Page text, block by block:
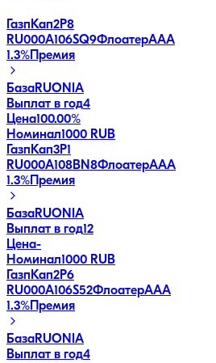
ГазпКап2P8
RU000A106SQ9ФлоатерAAA
1.3% Премия
БазаRUONIA
Выплат в год4
Цена100.00%
Номинал1000 RUB
ГазпКап3P1
RU000A108BN8ФлоатерAAA
1.3% Премия
БазаRUONIA
Выплат в год12
Цена-
Номинал1000 RUB
ГазпКап2P6
RU000A106S52ФлоатерAAA
1.3% Премия
БазаRUONIA
Выплат в год4